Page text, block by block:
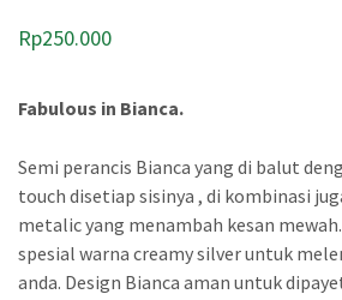
Rp250.000
Fabulous in Bianca.
Semi perancis Bianca yang di balut
touch disetiap sisinya , di kombinasi
metalic yang menambah kesan
spesial warna creamy silver untuk
anda. Design Bianca aman untuk